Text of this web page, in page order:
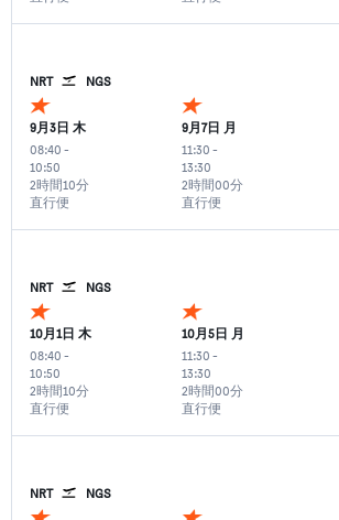
NRT NGS
9月3日 木
08:40 -
10:50
直行便
2時間10分
9月7日 月
11:30 -
13:30
直行便
2時間00分
NRT NGS
10月1日 木
08:40 -
10:50
直行便
2時間10分
10月5日 月
11:30 -
13:30
直行便
2時間00分
NRT NGS